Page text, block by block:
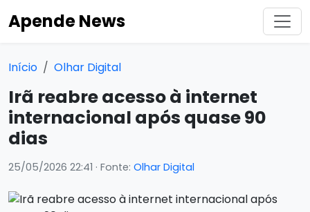
Apende News
Início Olhar Digital
Irã reabre acesso à internet
internacional após quase 90
dias
25/05/2026 22:41 · Fonte: Olhar Digital